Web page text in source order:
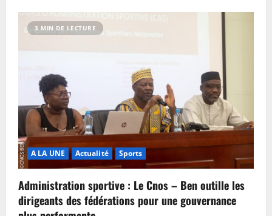
3 MIN DE LECTURE
A LA UNE Actualité Sports
Administration sportive : Le Cnos – Ben outille les
dirigeants des fédérations pour une gouvernance